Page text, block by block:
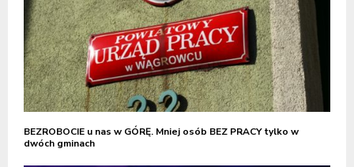
BEZROBOCIE u nas w GÓRĘ. Mniej osób BEZ PRACY tylko w
dwóch gminach